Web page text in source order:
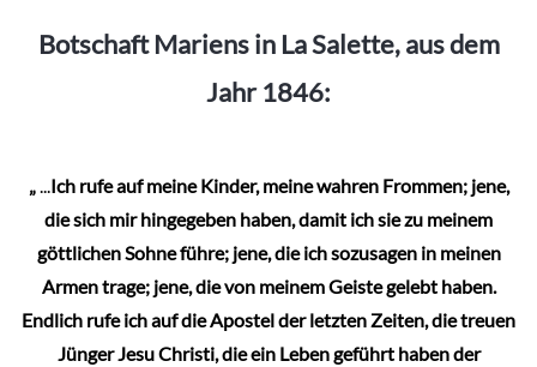
Botschaft Mariens in La Salette, aus dem
Jahr 1846:
„...Ich rufe auf meine Kinder, meine wahren Frommen; jene,
die sich mir hingegeben haben, damit ich sie zu meinem
göttlichen Sohne führe; jene, die ich sozusagen in meinen
Armen trage; jene, die von meinem Geiste gelebt haben.
Endlich rufe ich auf die Apostel der letzten Zeiten, die treuen
Jünger Jesu Christi, die ein Leben geführt haben der